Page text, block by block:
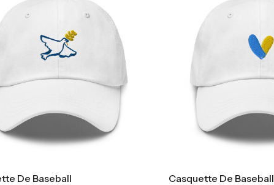
De Baseball
Casquette De Baseball